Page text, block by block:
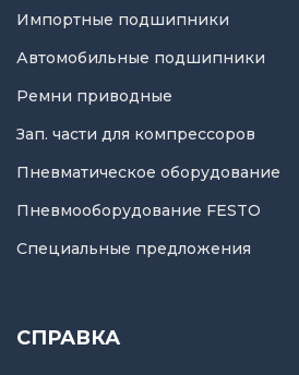
Импортные подшипники
Автомобильные подшипники
Ремни приводные
Зап. части для компрессоров
Пневматическое оборудование
Пневмооборудование FESTO
Специальные предложения
СПРАВКА